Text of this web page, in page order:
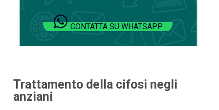
CONTATTA SU WHATSAPP
Trattamento della cifosi negli
anziani